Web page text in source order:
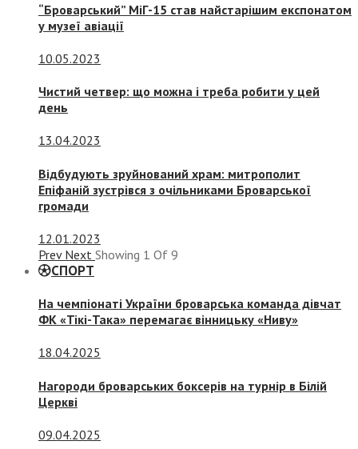
“Броварський” МіГ-15 став найстарішим експонатом
у музеї авіації
10.05.2023
Чистий четвер: що можна і треба робити у цей
день
13.04.2023
Відбудують зруйнований храм: митрополит
Епіфаній зустрівся з очільниками Броварської
громади
12.01.2023
Prev Next Showing 1 Of 9
СПОРТ
На чемпіонаті України броварська команда дівчат
ФК «Тікі-Така» перемагає вінницьку «Ниву»
18.04.2025
Нагороди броварських боксерів на турнір в Білій
Церкві
09.04.2025